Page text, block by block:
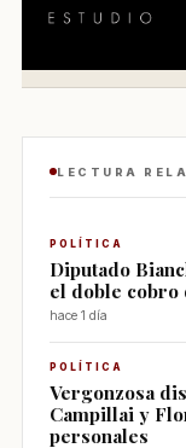
LECTURA
POLÍTICA
Diputado
el doble cobro
hace 1 día
POLÍTICA
Vergonzosa
Campillai y
personales